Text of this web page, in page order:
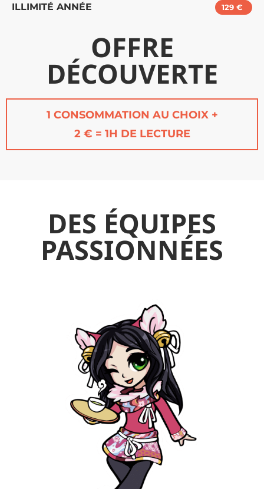
ILLIMITÉ ANNÉE 129 €
OFFRE
DÉCOUVERTE
1 CONSOMMATION AU CHOIX +
2 € = 1H DE LECTURE
DES ÉQUIPES
PASSIONNÉES